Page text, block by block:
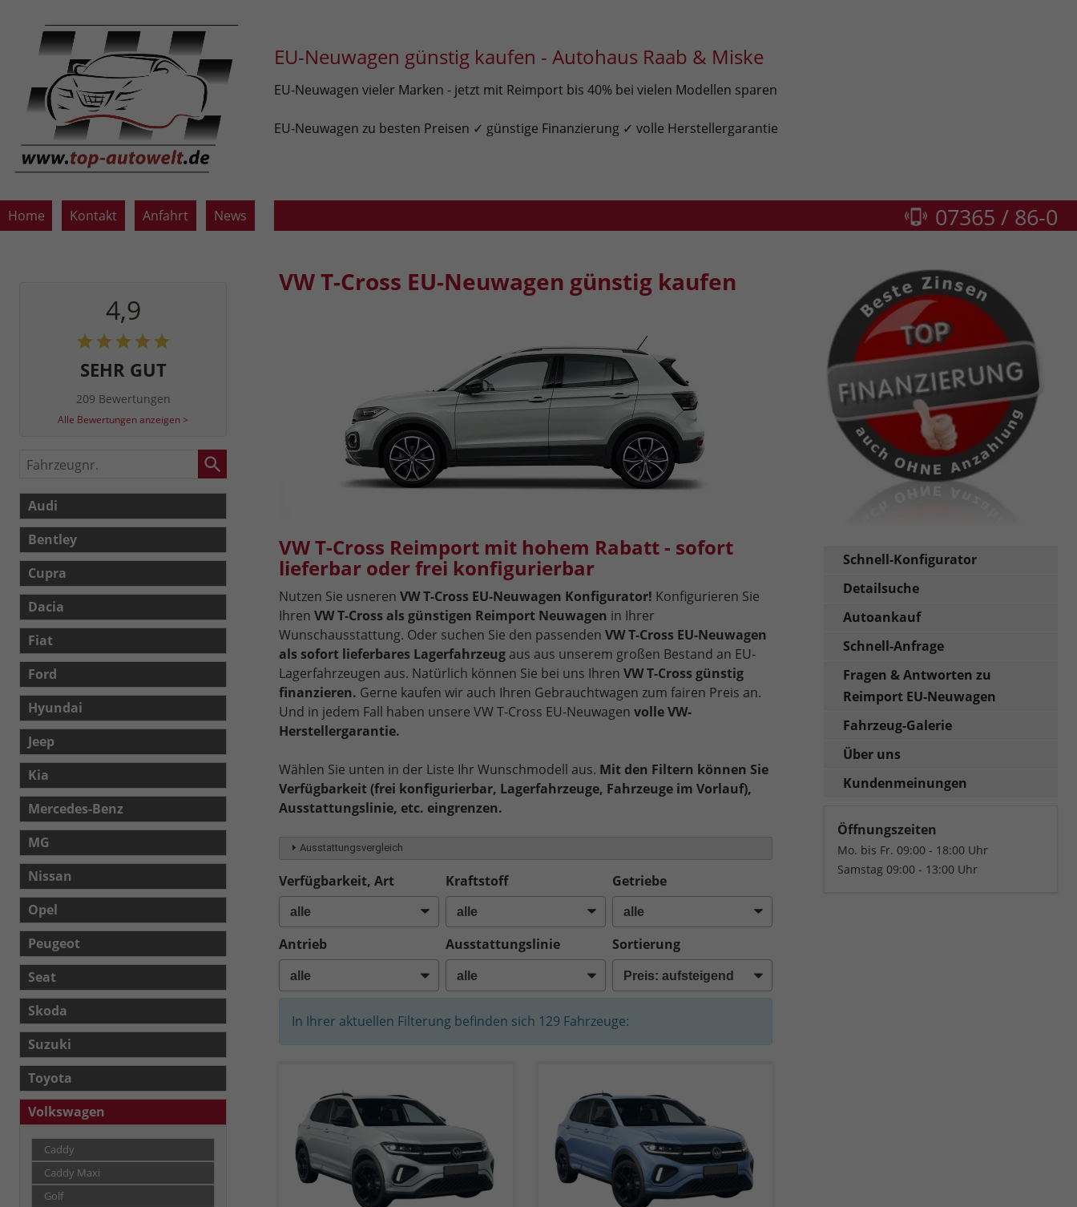
EU-Neuwagen günstig kaufen - Autohaus Raab & Miske
EU-Neuwagen vieler Marken - jetzt mit Reimport bis 40% bei vielen Modellen sparen
EU-Neuwagen zu besten Preisen ✓ günstige Finanzierung ✓ volle Herstellergarantie
Home Kontakt Anfahrt News 07365 / 86-0
VW T-Cross EU-Neuwagen günstig kaufen
VW T-Cross Reimport mit hohem Rabatt - sofort
lieferbar oder frei konfigurierbar
Nutzen Sie usneren VW T-Cross EU-Neuwagen Konfigurator! Konfigurieren Sie
Ihren VW T-Cross als günstigen Reimport Neuwagen in Ihrer
Wunschausstattung. Oder suchen Sie den passenden VW T-Cross EU-Neuwagen
als sofort lieferbares Lagerfahrzeugaus aus unserem großen Bestand an EU-
Lagerfahrzeugen aus. Natürlich können Sie bei uns Ihren VW T-Cross günstig
finanzieren. Gerne kaufen wir auch Ihren Gebrauchtwagen zum fairen Preis an.
Und in jedem Fall haben unsere VW T-Cross EU-Neuwagen volle VW-
Herstellergarantie.
Wählen Sie unten in der Liste Ihr Wunschmodell aus. Mit den Filtern können Sie
Verfügbarkeit (frei konfigurierbar, Lagerfahrzeuge, Fahrzeuge im Vorlauf),
Ausstattungslinie, etc. eingrenzen.
Ausstattungsvergleich
Verfügbarkeit, Art Kraftstoff Getriebe
Antrieb Ausstattungslinie Sortierung
In Ihrer aktuellen Filterung befinden sich 129 Fahrzeuge:
4,9
SEHR GUT
209 Bewertungen
Alle Bewertungen anzeigen >
Fahrzeugnr.
Audi
Bentley
Cupra
Dacia
Fiat
Ford
Hyundai
Jeep
Kia
Mercedes-Benz
MG
Nissan
Opel
Peugeot
Seat
Skoda
Suzuki
Toyota
Volkswagen
Caddy
Caddy Maxi
Golf
Schnell-Konfigurator
Detailsuche
Autoankauf
Schnell-Anfrage
Fragen & Antworten zu
Reimport EU-Neuwagen
Fahrzeug-Galerie
Über uns
Kundenmeinungen
Öffnungszeiten
Mo. bis Fr. 09:00 - 18:00 Uhr
Samstag 09:00 - 13:00 Uhr